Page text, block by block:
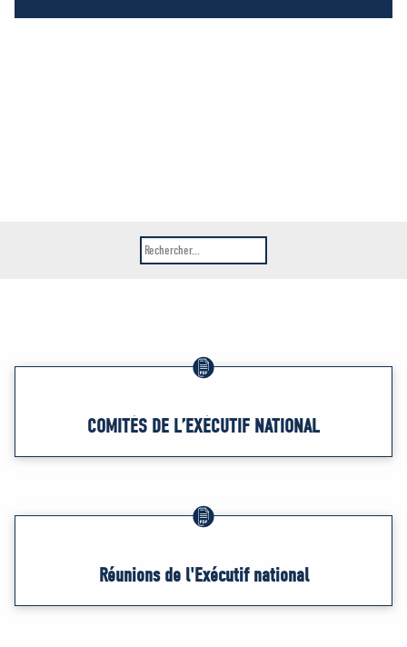
COMITÉS DE L’EXÉCUTIF NATIONAL
Réunions de l'Exécutif national